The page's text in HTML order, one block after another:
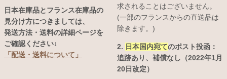
日本在庫品とフランス在庫品の
見分け方につきましては、
発送方法・送料の詳細ページを
ご確認ください↓
「配送・送料について」
求されることはございません。
(一部のフランスからの直送品は
除きます。)
2. 日本国内宛てのポスト投函：
追跡あり、補償なし（2022年1月
20日改定）